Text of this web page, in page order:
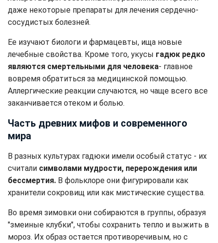
даже некоторые препараты для лечения сердечно-
сосудистых болезней.
Ее изучают биологи и фармацевты, ища новые
лечебные свойства. Кроме того, укусы гадюк редко
являются смертельными для человека- главное
вовремя обратиться за медицинской помощью.
Аллергические реакции случаются, но чаще всего все
заканчивается отеком и болью.
Часть древних мифов и современного
мира
В разных культурах гадюки имели особый статус - их
считали символами мудрости, перерождения или
бессмертия. В фольклоре они фигурировали как
хранители сокровищ или как мистические существа.
Во время зимовки они собираются в группы, образуя
"змеиные клубки", чтобы сохранить тепло и выжить в
мороз. Их образ остается противоречивым, но с